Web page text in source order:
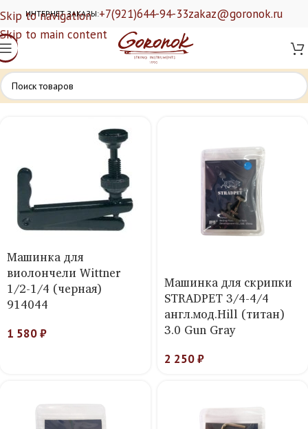
Skip to navigation
Skip to main content
ИНТЕРНЕТ ЗАКАЗЫ:+7(921)644-94-33zakaz@goronok.ru
Машинка для
виолончели Wittner
1/2-1/4 (черная)
914044
1 580₽
Машинка для скрипки
STRADPET 3/4-4/4
англ.мод.Hill (титан)
3.0 Gun Gray
2 250₽